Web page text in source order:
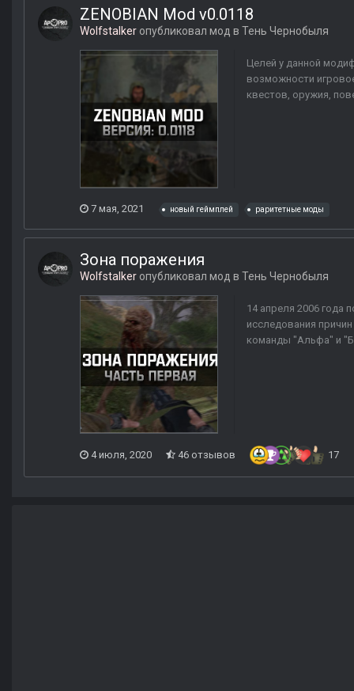
ZENOBIAN Mod v0.0118
Wolfstalker опубликовал мод в Тень Чернобыля
Целей у данной
возможности
квестов, оружия,
7 мая, 2021 новый геймплей раритетные моды
Зона поражения
Wolfstalker опубликовал мод в Тень Чернобыля
14 апреля 2006 года
исследования
команды "Альфа" и
4 июля, 2020 46 отзывов 17